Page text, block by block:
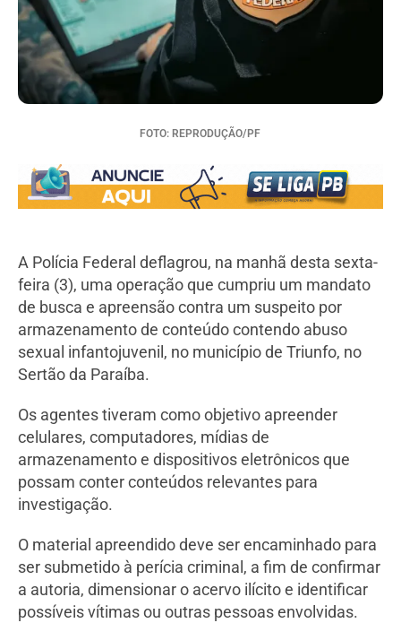
FOTO: REPRODUÇÃO/PF
A Polícia Federal deflagrou, na manhã desta sexta-
feira (3), uma operação que cumpriu um mandato
de busca e apreensão contra um suspeito por
armazenamento de conteúdo contendo abuso
sexual infantojuvenil, no município de Triunfo, no
Sertão da Paraíba.
Os agentes tiveram como objetivo apreender
celulares, computadores, mídias de
armazenamento e dispositivos eletrônicos que
possam conter conteúdos relevantes para
investigação.
O material apreendido deve ser encaminhado para
ser submetido à perícia criminal, a fim de confirmar
a autoria, dimensionar o acervo ilícito e identificar
possíveis vítimas ou outras pessoas envolvidas.